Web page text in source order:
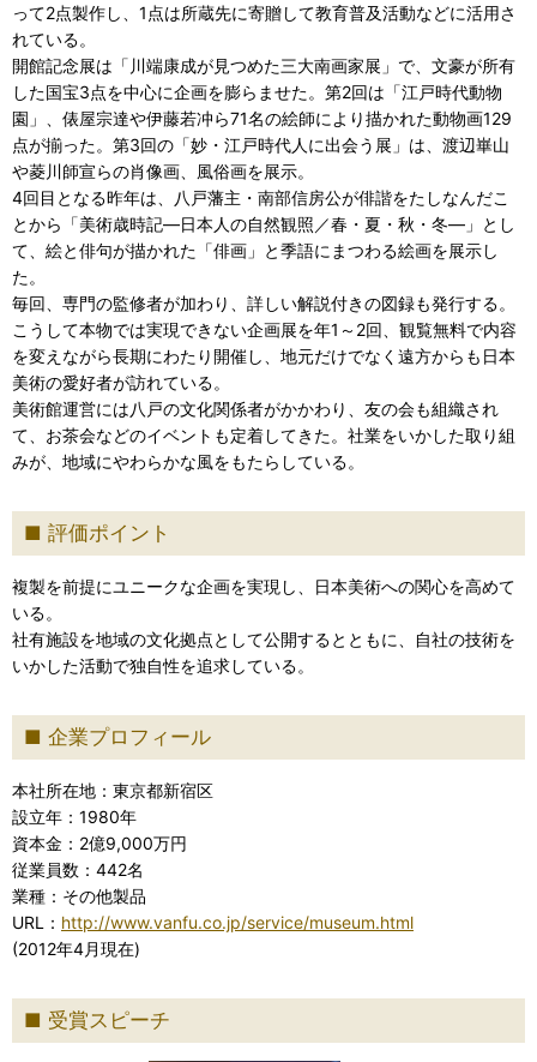
って2点製作し、1点は所蔵先に寄贈して教育普及活動などに活用さ
れている。
開館記念展は「川端康成が見つめた三大南画家展」で、文豪が所有
した国宝3点を中心に企画を膨らませた。第2回は「江戸時代動物
園」、俵屋宗達や伊藤若冲ら71名の絵師により描かれた動物画129
点が揃った。第3回の「妙・江戸時代人に出会う展」は、渡辺崋山
や菱川師宣らの肖像画、風俗画を展示。
4回目となる昨年は、八戸藩主・南部信房公が俳諧をたしなんだこ
とから「美術歳時記―日本人の自然観照／春・夏・秋・冬―」とし
て、絵と俳句が描かれた「俳画」と季語にまつわる絵画を展示し
た。
毎回、専門の監修者が加わり、詳しい解説付きの図録も発行する。
こうして本物では実現できない企画展を年1～2回、観覧無料で内容
を変えながら長期にわたり開催し、地元だけでなく遠方からも日本
美術の愛好者が訪れている。
美術館運営には八戸の文化関係者がかかわり、友の会も組織され
て、お茶会などのイベントも定着してきた。社業をいかした取り組
みが、地域にやわらかな風をもたらしている。
評価ポイント
複製を前提にユニークな企画を実現し、日本美術への関心を高めて
いる。
社有施設を地域の文化拠点として公開するとともに、自社の技術を
いかした活動で独自性を追求している。
企業プロフィール
本社所在地：東京都新宿区
設立年：1980年
資本金：2億9,000万円
従業員数：442名
業種：その他製品
URL： http://www.vanfu.co.jp/service/museum.html
(2012年4月現在)
受賞スピーチ